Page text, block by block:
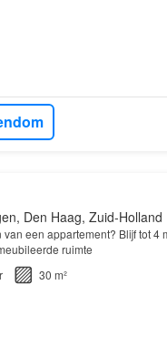
Den Haag, Zuid-Holland
een appartement? Blijf tot 4
ruimte
30 m²